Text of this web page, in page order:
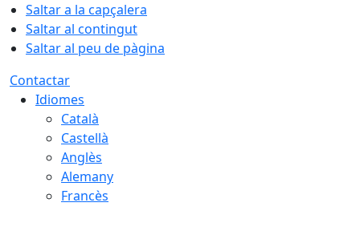
Saltar a la capçalera
Saltar al contingut
Saltar al peu de pàgina
Contactar
Idiomes
Català
Castellà
Anglès
Alemany
Francès